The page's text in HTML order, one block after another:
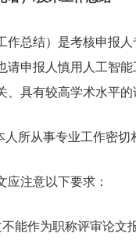
总结）是考核申报人
请申报人慎用人工智
、具有较高学术水平
从事专业工作密切
注意以下要求：
作为职称评审论文报